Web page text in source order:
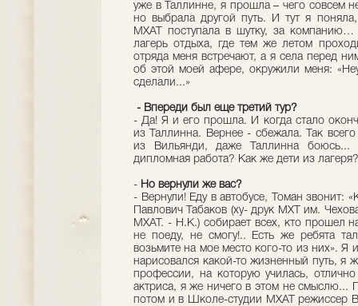
уже в Таллинне, я прошла – чего совсем
но выбрала другой путь. И тут я
МХАТ поступала в шутку, за компанию…
лагерь отдыха, где тем же летом
отряда меня встречают, а я села перед
об этой моей афере, окружили меня:
сделали...»
- Впереди был еще третий тур?
- Да! Я и его прошла. И когда стало
из Таллинна. Вернее - сбежала. Так
из Вильянди, даже Таллинна
дипломная работа? Как же дети из
- Но вернули же вас?
- Вернули! Еду в автобусе, Томан звонит:
Павлович Табаков (ху- друк МХТ им.
МХАТ. - Н.К.) собирает всех, кто прошел
не поеду, не смогу!.. Есть же ребята
возьмите на мое место кого-то из них». Я
нарисовался какой-то жизненный путь, я
профессии, на которую училась,
актриса, я же ничего в этом не смыслю...
потом и в Школе-студии МХАТ режиссер